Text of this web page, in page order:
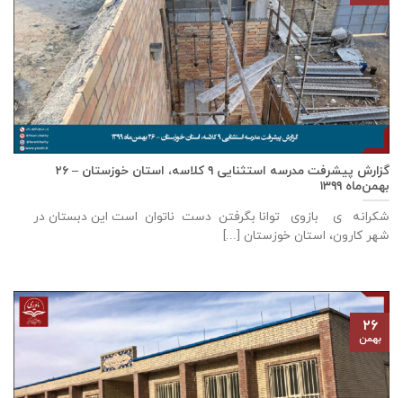
گزارش پيشرفت مدرسه استثنايی ٩ كلاسه، استان خوزستان – ۲۶
بهمن‌ماه ۱۳۹۹
شکرانه ی بازوی توانا بگرفتن دست ناتوان است این دبستان در
شهر كارون، استان خوزستان [...]
۲۶
بهمن